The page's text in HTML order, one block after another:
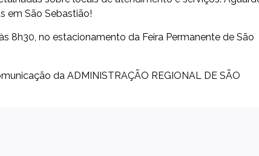
em São Sebastião!
8h30, no estacionamento da Feira Permanente de São
da ADMINISTRAÇÃO REGIONAL DE SÃO